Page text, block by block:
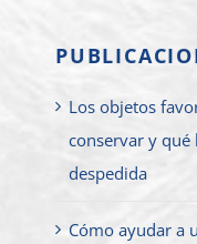
Los objetos
conservar y qué
despedida
Cómo ayudar a